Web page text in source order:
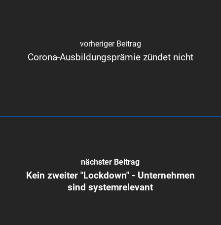
vorheriger Beitrag
Corona-Ausbildungsprämie zündet nicht
nächster Beitrag
Kein zweiter "Lockdown" - Unternehmen
sind systemrelevant